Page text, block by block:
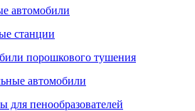
автомобили
станции
порошкового тушения
автомобили
пенообразователей